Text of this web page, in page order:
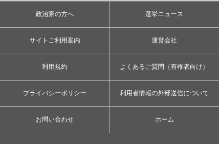
政治家の方へ 選挙ニュース
サイトご利用案内 運営会社
利用規約 よくあるご質問（有権者向け）
プライバシーポリシー 利用者情報の外部送信について
お問い合わせ ホーム